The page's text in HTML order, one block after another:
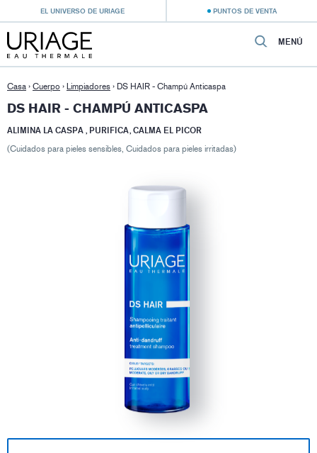
EL UNIVERSO DE URIAGE PUNTOS DE VENTA
MENÚ
Casa › Cuerpo › Limpiadores › DS HAIR - Champú Anticaspa
DS HAIR - CHAMPÚ ANTICASPA
ALIMINA LA CASPA , PURIFICA, CALMA EL PICOR
(Cuidados para pieles sensibles, Cuidados para pieles irritadas)